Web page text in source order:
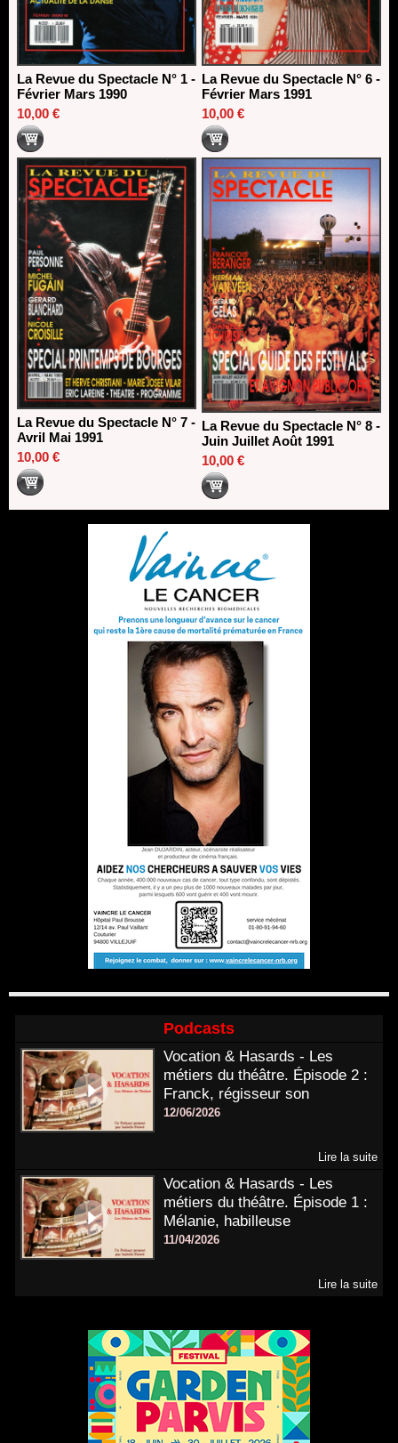
La Revue du Spectacle N° 1 -
Février Mars 1990
10,00 €
La Revue du Spectacle N° 6 -
Février Mars 1991
10,00 €
La Revue du Spectacle N° 7 -
Avril Mai 1991
10,00 €
La Revue du Spectacle N° 8 -
Juin Juillet Août 1991
10,00 €
Podcasts
Vocation & Hasards - Les
métiers du théâtre. Épisode 2 :
Franck, régisseur son
12/06/2026
Lire la suite
Vocation & Hasards - Les
métiers du théâtre. Épisode 1 :
Mélanie, habilleuse
11/04/2026
Lire la suite